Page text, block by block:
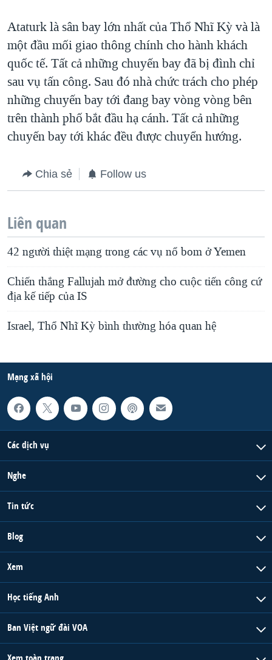
Ataturk là sân bay lớn nhất của Thổ Nhĩ Kỳ và là
một đầu mối giao thông chính cho hành khách
quốc tế. Tất cả những chuyến bay đã bị đình chỉ
sau vụ tấn công. Sau đó nhà chức trách cho phép
những chuyến bay tới đang bay vòng vòng bên
trên thành phố bắt đầu hạ cánh. Tất cả những
chuyến bay tới khác đều được chuyển hướng.
Chia sẻ Follow us
Liên quan
42 người thiệt mạng trong các vụ nổ bom ở Yemen
Chiến thắng Fallujah mở đường cho cuộc tiến công cứ
địa kế tiếp của IS
Israel, Thổ Nhĩ Kỳ bình thường hóa quan hệ
Mạng xã hội
Các dịch vụ
Nghe
Tin tức
Blog
Xem
Học tiếng Anh
Ban Việt ngữ đài VOA